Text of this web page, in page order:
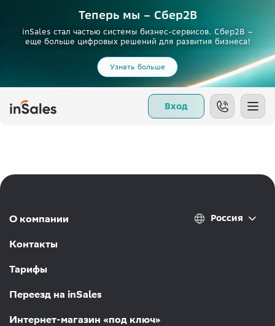
Теперь мы – Сбер2B
inSales стал частью системы бизнес-сервисов. Сбер2В –
еще больше цифровых решений для развития бизнеса!
Узнать больше
Вход
О компании
Контакты
Тарифы
Переезд на inSales
Интернет-магазин «под ключ»
Россия